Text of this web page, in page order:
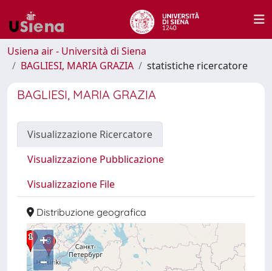
Usiena air - Università di Siena
BAGLIESI, MARIA GRAZIA
statistiche ricercatore
BAGLIESI, MARIA GRAZIA
Visualizzazione Ricercatore
Visualizzazione Pubblicazione
Visualizzazione File
Distribuzione geografica
+
–